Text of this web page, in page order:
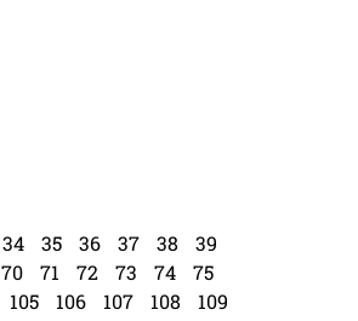
34 35 36 37 38
39
70 71 72 73 74
75
105 106 107 108
109